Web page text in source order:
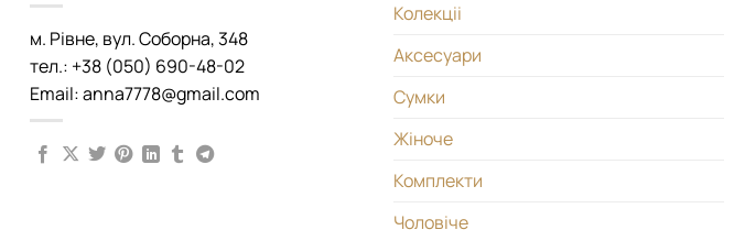
м. Рівне, вул. Соборна, 348
тел.: +38 (050) 690-48-02
Email: anna7778@gmail.com
Колекціі
Аксесуари
Сумки
Жіноче
Комплекти
Чоловіче